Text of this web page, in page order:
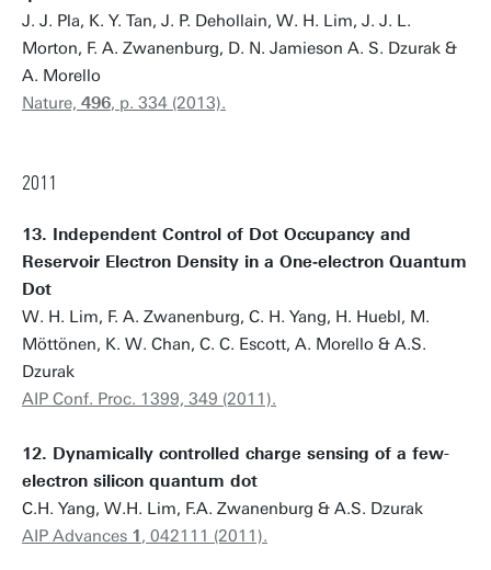
J. J. Pla, K. Y. Tan, J. P. Dehollain, W. H. Lim, J. J. L.
Morton, F. A. Zwanenburg, D. N. Jamieson A. S. Dzurak &
A. Morello
Nature, 496, p. 334 (2013).
2011
13. Independent Control of Dot Occupancy and
Reservoir Electron Density in a One‐electron Quantum
Dot
W. H. Lim, F. A. Zwanenburg, C. H. Yang, H. Huebl, M.
Möttönen, K. W. Chan, C. C. Escott, A. Morello & A.S.
Dzurak
AIP Conf. Proc. 1399, 349 (2011).
12. Dynamically controlled charge sensing of a few-
electron silicon quantum dot
C.H. Yang, W.H. Lim, F.A. Zwanenburg & A.S. Dzurak
AIP Advances 1, 042111 (2011).